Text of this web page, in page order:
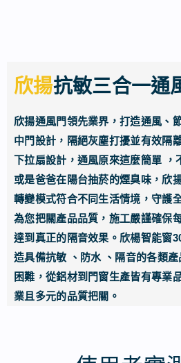
欣揚抗敏三合一通
欣揚通風門領先業界，打造通風、
中門設計，隔絕灰塵打擾並有效隔
下拉扇設計，通風原來這麼簡單 ，
或是爸爸在陽台抽菸的煙臭味，欣
轉變模式符合不同生活情境，守護
為您把關產品品質，施工嚴謹確保
達到真正的隔音效果。欣楊智能窗
造具備抗敏 、防水 、隔音的各類
困難，從鋁材到門窗生產皆有專業
業且多元的品質把關。